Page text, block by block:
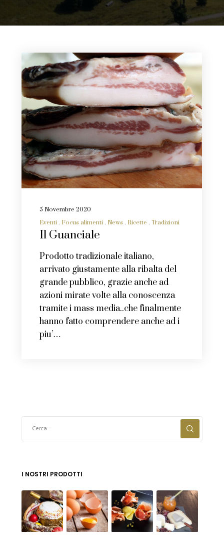
5 Novembre 2020
Eventi
Focus alimenti News Ricette Tradizioni
Il Guanciale
Prodotto tradizionale italiano,
arrivato giustamente alla ribalta del
grande pubblico, grazie anche ad
azioni mirate volte alla conoscenza
tramite i mass media..che finalmente
hanno fatto comprendere anche ad i
piu’…
I NOSTRI PRODOTTI